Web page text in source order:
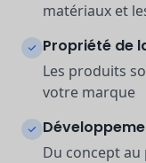
matériaux et
Propriété de
Les produits
votre marque
Du concept